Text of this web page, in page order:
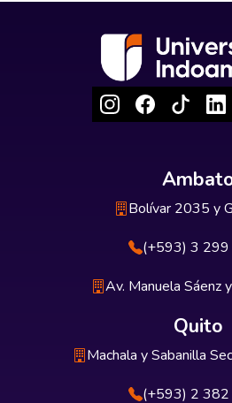
Bolívar 2035 y
(+593) 3
Av. Manuela Sáenz
Quito
Machala y Sabanilla
(+593) 2